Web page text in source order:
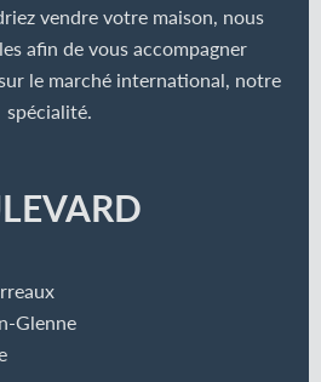
vendre votre maison, nous
afin de vous accompagner
le marché international, notre
spécialité.
Glenne